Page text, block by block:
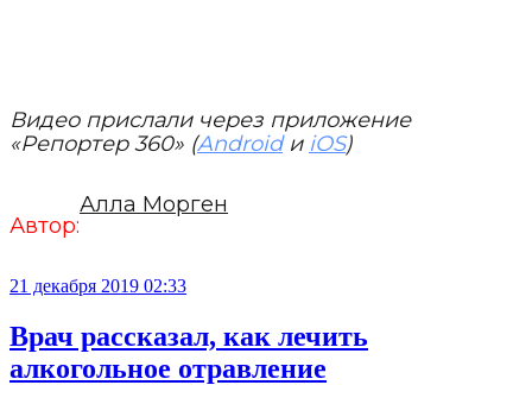
Видео прислали через приложение
«Репортер 360» (Androidи iOS)
Автор:
Алла Морген
21 декабря 2019 02:33
Врач рассказал, как лечить
алкогольное отравление